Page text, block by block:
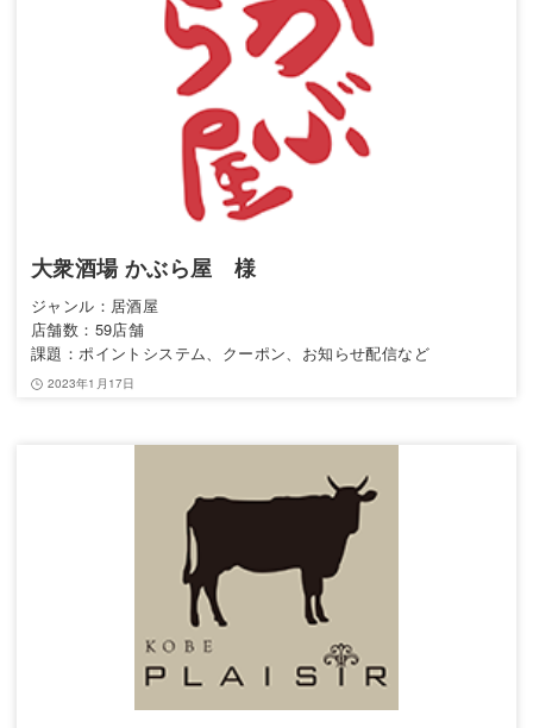
大衆酒場 かぶら屋 様
ジャンル：居酒屋
店舗数：59店舗
課題：ポイントシステム、クーポン、お知らせ配信など
2023年1月17日